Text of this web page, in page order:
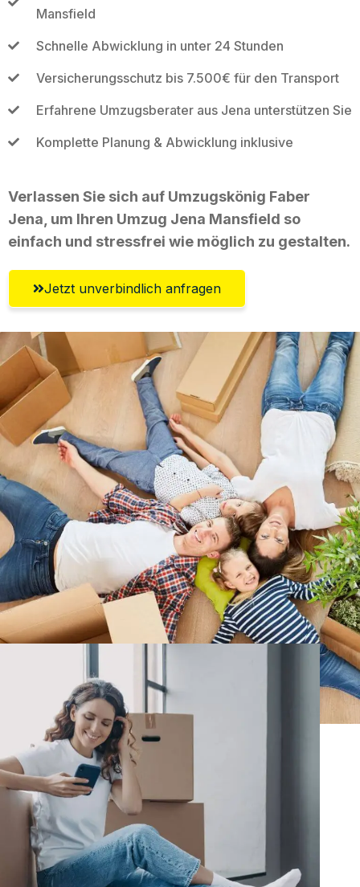
Mansfield
Schnelle Abwicklung in unter 24 Stunden
Versicherungsschutz bis 7.500€ für den Transport
Erfahrene Umzugsberater aus Jena unterstützen Sie
Komplette Planung & Abwicklung inklusive
Verlassen Sie sich auf Umzugskönig Faber
Jena, um Ihren Umzug Jena Mansfield so
einfach und stressfrei wie möglich zu gestalten.
Jetzt unverbindlich anfragen